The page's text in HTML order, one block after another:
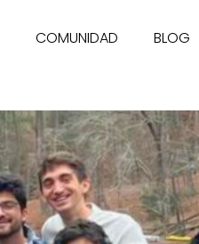
COMUNIDAD BLOG